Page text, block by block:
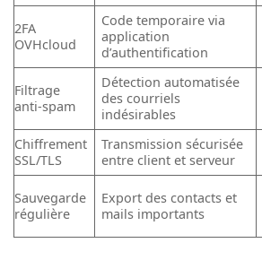
2FA
OVHcloud
Code temporaire via
application
d’authentification
Filtrage
anti-spam
Détection automatisée
des courriels
indésirables
Chiffrement
SSL/TLS
Transmission sécurisée
entre client et serveur
Sauvegarde
régulière
Export des contacts et
mails importants